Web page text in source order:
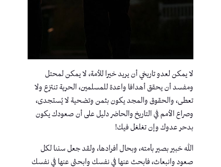
لا يمكن لعدو تاريخي أن يريد خيرا للأمة، لا يمكن لمحتل
ومفسد أن يحقق أهدافا واعدة للمسلمين، الحرية تنتزع ولا
تعطى، والحقوق والمجد يكون بثمن وتضحية لا يُستجدى،
وصراع الأمم في التاريخ والحاضر دليل على أن صعودك يكون
بدحر عدوك وإن تغلغل فيك!
الله خبير بصير بأمته، وبحال أفرادها، ولقد جعل سننا لكل
صعود وانبعاث، فابحث عنها في نفسك وابحثي عنها في نفسك